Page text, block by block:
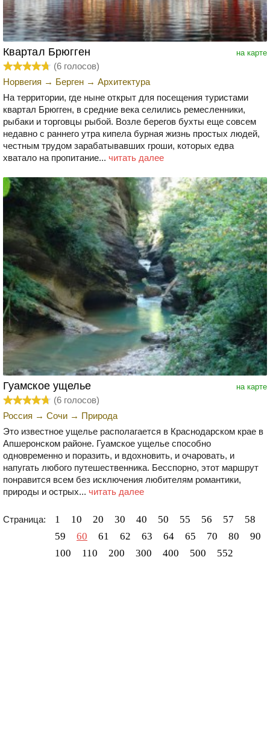
на карте
Квартал Брюгген
(6 голосов)
Норвегия → Берген → Архитектура
На территории, где ныне открыт для посещения туристами
квартал Брюгген, в средние века селились ремесленники,
рыбаки и торговцы рыбой. Возле берегов бухты еще совсем
недавно с раннего утра кипела бурная жизнь простых людей,
честным трудом зарабатывавших гроши, которых едва
хватало на пропитание... читать далее
на карте
Гуамское ущелье
(6 голосов)
Россия → Сочи → Природа
Это известное ущелье располагается в Краснодарском крае в
Апшеронском районе. Гуамское ущелье способно
одновременно и поразить, и вдохновить, и очаровать, и
напугать любого путешественника. Бесспорно, этот маршрут
понравится всем без исключения любителям романтики,
природы и острых... читать далее
Страница: 1 10 20 30 40 50 55 56 57
58
59
60 61 62 63 64 65 70 80
90
100
110 200 300 400 500 552